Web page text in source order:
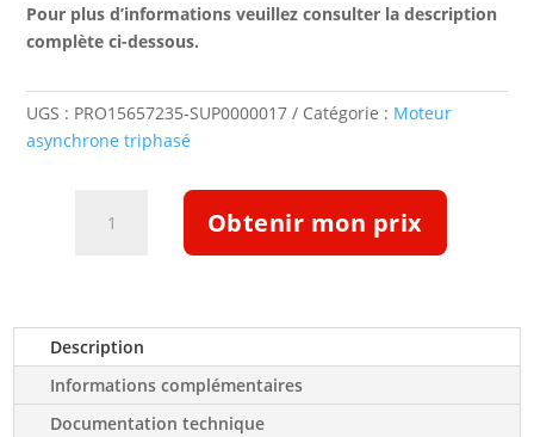
Pour plus d’informations veuillez consulter la description
complète ci-dessous.
UGS : PRO15657235-SUP0000017 Catégorie : Moteur
asynchrone triphasé
T4
B3
15kw
400/690
Obtenir mon prix
Description
Informations complémentaires
Documentation technique